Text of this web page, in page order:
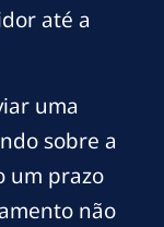
até a
uma
sobre a
um prazo
não